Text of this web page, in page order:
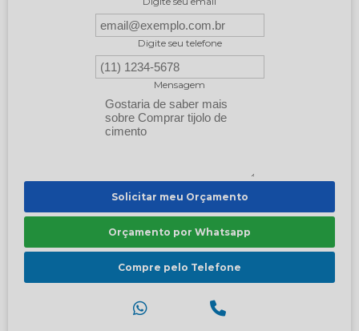
Digite seu telefone
Mensagem
Solicitar meu Orçamento
Orçamento por Whatsapp
Compre pelo Telefone